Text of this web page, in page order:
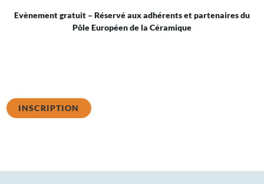
Evènement gratuit – Réservé aux adhérents et partenaires du
Pôle Européen de la Céramique
INSCRIPTION